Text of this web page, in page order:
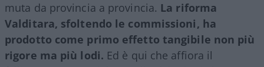
muta da provincia a provincia. La riforma
Valditara, sfoltendo le commissioni, ha
prodotto come primo effetto tangibile non più
rigore ma più lodi. Ed è qui che affiora il